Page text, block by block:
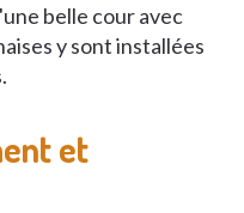
belle cour avec
y sont installées
et